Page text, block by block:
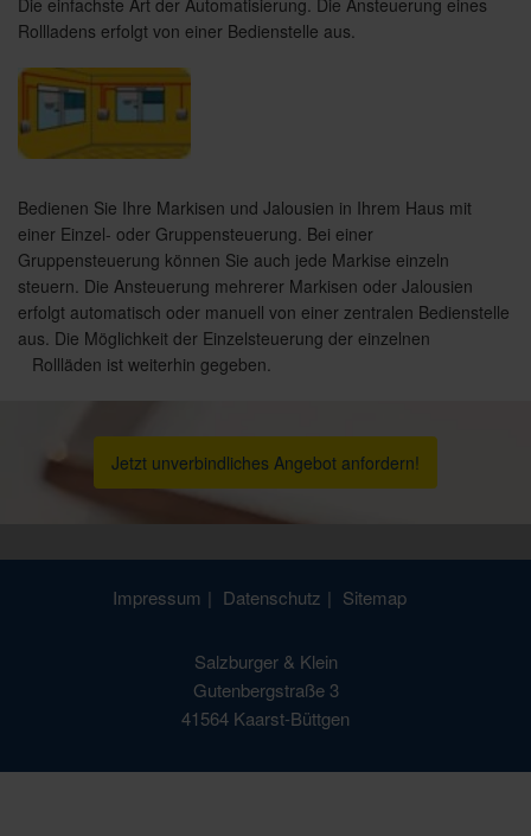
Rollladens erfolgt von einer Bedienstelle aus.
Bedienen Sie Ihre Markisen und Jalousien in Ihrem Haus mit
einer Einzel- oder Gruppensteuerung. Bei einer
Gruppensteuerung können Sie auch jede Markise einzeln
steuern. Die Ansteuerung mehrerer Markisen oder Jalousien
erfolgt automatisch oder manuell von einer zentralen Bedienstelle
aus. Die Möglichkeit der Einzelsteuerung der einzelnen
Rollläden ist weiterhin gegeben.
Jetzt unverbindliches Angebot anfordern!
Impressum Datenschutz Sitemap
Salzburger & Klein
Gutenbergstraße 3
41564 Kaarst-Büttgen